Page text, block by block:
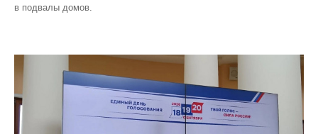
в подвалы домов.